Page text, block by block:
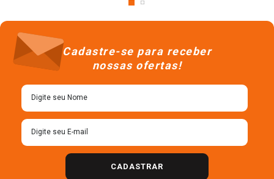
Cadastre-se para receber
nossas ofertas!
CADASTRAR